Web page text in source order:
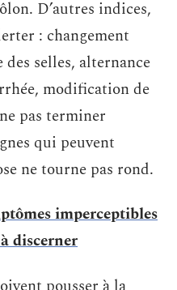
D’autres indices,
: changement
selles, alternance
modification de
pas terminer
qui peuvent
ne tourne pas rond.
imperceptibles
discerner